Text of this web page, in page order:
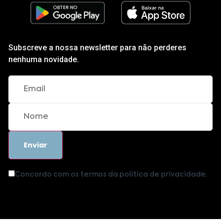
Subscreve a nossa newsletter para não perderes
nenhuma novidade.
Concordo com os termos da política de privacidade.